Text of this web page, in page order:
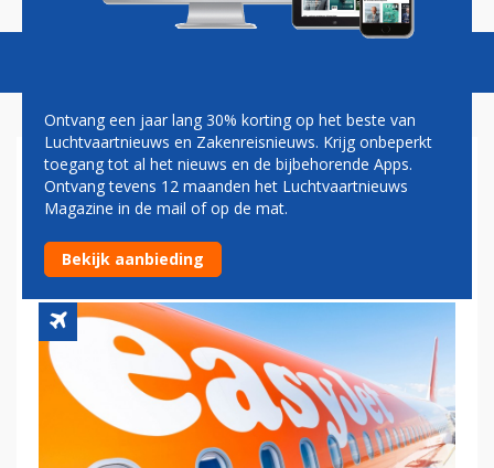
AANDELENVERKOOP MOET
EASYJET 500 MILJOEN EURO
OPLEVEREN
Ontvang een jaar lang 30% korting op het beste van
Luchtvaartnieuws en Zakenreisnieuws. Krijg onbeperkt
toegang tot al het nieuws en de bijbehorende Apps.
Ontvang tevens 12 maanden het Luchtvaartnieuws
Magazine in de mail of op de mat.
Bekijk aanbieding